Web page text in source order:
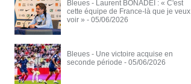
Bleues - Laurent BONADEI : « C'est
cette équipe de France-là que je veux
voir » - 05/06/2026
Bleues - Une victoire acquise en
seconde période - 05/06/2026